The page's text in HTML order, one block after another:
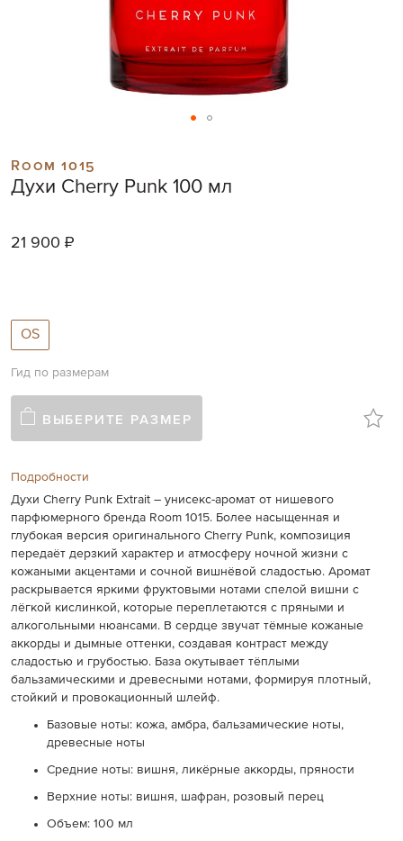
to
beginning
images
Room 1015
Духи Cherry Punk 100 мл
21 900 ₽
OS
Гид по размерам
ВЫБЕРИТЕ РАЗМЕР
Подробности
Духи Cherry Punk Extrait – унисекс-аромат от нишевого
парфюмерного бренда Room 1015. Более насыщенная и
глубокая версия оригинального Cherry Punk, композиция
передаёт дерзкий характер и атмосферу ночной жизни с
кожаными акцентами и сочной вишнёвой сладостью. Аромат
раскрывается яркими фруктовыми нотами спелой вишни с
лёгкой кислинкой, которые переплетаются с пряными и
алкогольными нюансами. В сердце звучат тёмные кожаные
аккорды и дымные оттенки, создавая контраст между
сладостью и грубостью. База окутывает тёплыми
бальзамическими и древесными нотами, формируя плотный,
стойкий и провокационный шлейф.
Базовые ноты: кожа, амбра, бальзамические ноты,
древесные ноты
Средние ноты: вишня, ликёрные аккорды, пряности
Верхние ноты: вишня, шафран, розовый перец
Объем: 100 мл